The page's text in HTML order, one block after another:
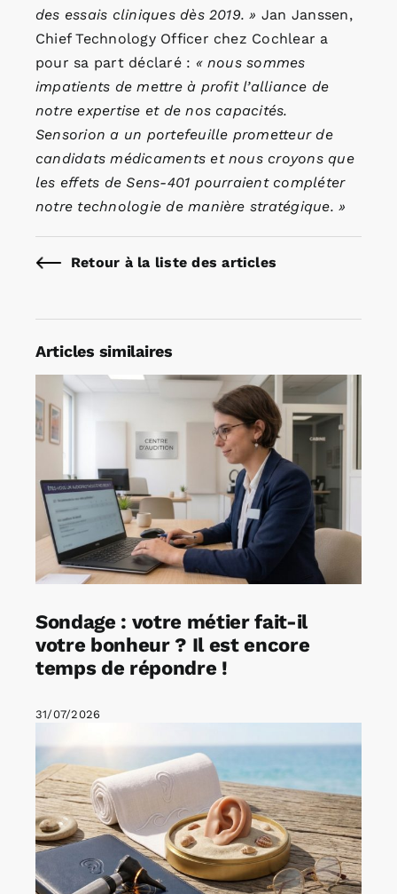
des essais cliniques dès 2019. » Jan Janssen,
Chief Technology Officer chez Cochlear a
pour sa part déclaré : « nous sommes
impatients de mettre à profit l’alliance de
notre expertise et de nos capacités.
Sensorion a un portefeuille prometteur de
candidats médicaments et nous croyons que
les effets de Sens-401 pourraient compléter
notre technologie de manière stratégique. »
Retour à la liste des articles
Articles similaires
Sondage : votre métier fait-il
votre bonheur ? Il est encore
temps de répondre !
31/07/2026